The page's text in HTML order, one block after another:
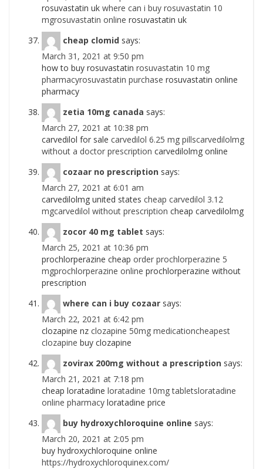
rosuvastatin uk where can i buy rosuvastatin 10
mgrosuvastatin online rosuvastatin uk
cheap clomid says:
March 31, 2021 at 9:50 pm
how to buy rosuvastatin rosuvastatin 10 mg
pharmacyrosuvastatin purchase rosuvastatin online
pharmacy
zetia 10mg canada says:
March 27, 2021 at 10:38 pm
carvedilol for sale carvedilol 6.25 mg pillscarvedilolmg
without a doctor prescription carvedilolmg online
cozaar no prescription says:
March 27, 2021 at 6:01 am
carvedilolmg united states cheap carvedilol 3.12
mgcarvedilol without prescription cheap carvedilolmg
zocor 40 mg tablet says:
March 25, 2021 at 10:36 pm
prochlorperazine cheap order prochlorperazine 5
mgprochlorperazine online prochlorperazine without
prescription
where can i buy cozaar says:
March 22, 2021 at 6:42 pm
clozapine nz clozapine 50mg medicationcheapest
clozapine buy clozapine
zovirax 200mg without a prescription says:
March 21, 2021 at 7:18 pm
cheap loratadine loratadine 10mg tabletsloratadine
online pharmacy loratadine price
buy hydroxychloroquine online says:
March 20, 2021 at 2:05 pm
buy hydroxychloroquine online
https://hydroxychloroquinex.com/